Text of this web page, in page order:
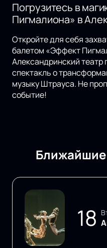
Погрузитесь в
Пигмалиона» в
Откройте для себя
балетом «Эффект
Александринский театр
спектакль о
музыку Штрауса. Не
событие!
18